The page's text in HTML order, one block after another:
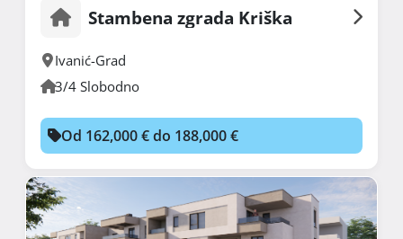
Stambena zgrada Kriška
Ivanić-Grad
3/4 Slobodno
Od 162,000 € do 188,000 €